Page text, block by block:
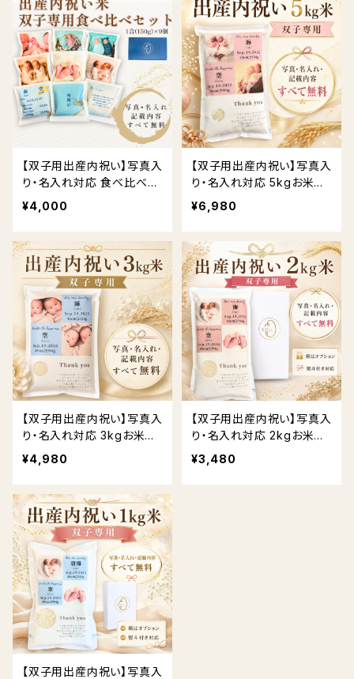
【双子用出産内祝い】写真入
り・名入れ対応 食べ比べお
米ギフト（3品種）送料無料
¥4,000
【双子用出産内祝い】写真入
り・名入れ対応 5kgお米ギ
フト｜ 送料無料
¥6,980
【双子用出産内祝い】写真入
り・名入れ対応 3kgお米ギ
フト｜ 送料無料
¥4,980
【双子用出産内祝い】写真入
り・名入れ対応 2kgお米ギ
フト｜贈答用BOX・熨斗対
応 送料無料
¥3,480
【双子用出産内祝い】写真入